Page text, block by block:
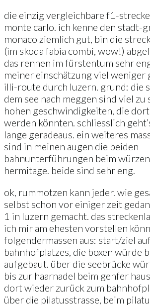
die einzig vergleichbare f1-
monte carlo. ich kenne den stadt-
monaco ziemlich gut, bin die
(im skoda fabia combi, wow!)
das rennen im fürstentum sehr
meiner einschätzung viel weniger
illi-route durch luzern. grund: die
dem see nach meggen sind viel zu
hohen geschwindigkeiten, die
werden könnten. schliesslich
lange geradeaus. ein weiteres
sind in meinen augen die beiden
bahnunterführungen beim
hermitage. beide sind sehr eng.
ok, rummotzen kann jeder. wie
selbst schon vor einiger zeit
1 in luzern gemacht. das
ich mir am ehesten vorstellen
folgendermassen aus: start/ziel
bahnhofplatzes, die boxen würde
aufgebaut. über die seebrücke
bis zur haarnadel beim genfer
dort wieder zurück zum
über die pilatusstrasse, beim